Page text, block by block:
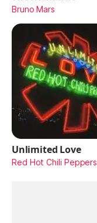
Bruno Mars
Unlimited Love
Red Hot Chili Peppers